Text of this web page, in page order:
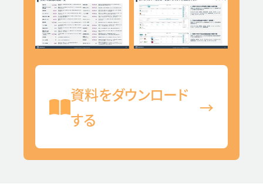
資料をダウンロード
する
→